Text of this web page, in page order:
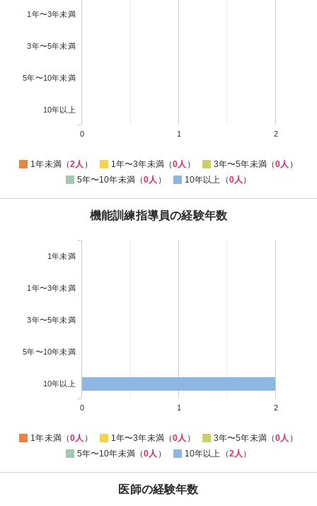
1年〜3年未満
3年〜5年未満
5年〜10年未満
10年以上
0 1 2
1年未満（2人 ） 1年〜3年未満（0人 ） 3年〜5年未満（0人 ）
5年〜10年未満（0人 ） 10年以上（0人 ）
機能訓練指導員の経験年数
1年未満
1年〜3年未満
3年〜5年未満
5年〜10年未満
10年以上
0 1 2
1年未満（0人 ） 1年〜3年未満（0人 ） 3年〜5年未満（0人 ）
5年〜10年未満（0人 ） 10年以上（2人 ）
医師の経験年数